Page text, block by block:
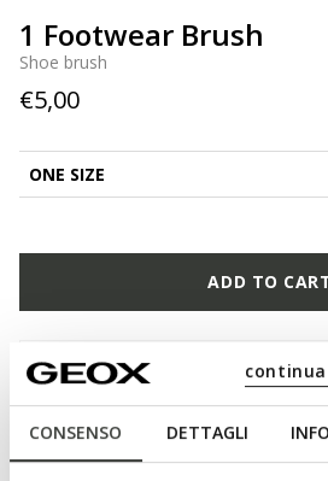
CONSENSO DETTAGLI
1 Footwear Brush
Shoe brush
€5,00
ONE SIZE
ADD TO
Free standard delivery in 1-3
Free returns within 30 days of